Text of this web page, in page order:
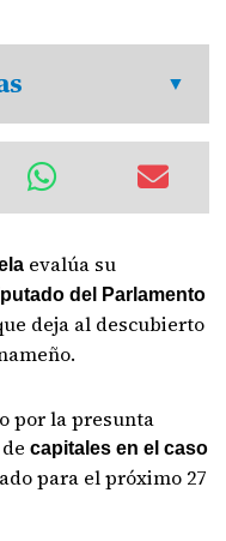
evalúa su
del Parlamento
deja al descubierto
por la presunta
decapitales en el caso
para el próximo 27